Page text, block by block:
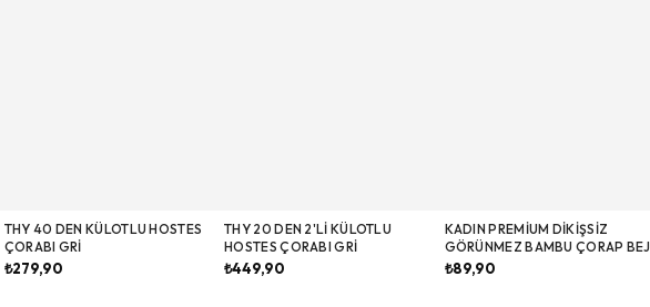
THY 40 DEN KÜLOTLU HOSTES
ÇORABI GRI
₺279,90
THY 20 DEN 2'LI KÜLOTLU
HOSTES ÇORABI GRI
₺449,90
KADIN PREMIUM DIKIŞSIZ
GÖRÜNMEZ BAMBU ÇORAP BEJ
₺89,90